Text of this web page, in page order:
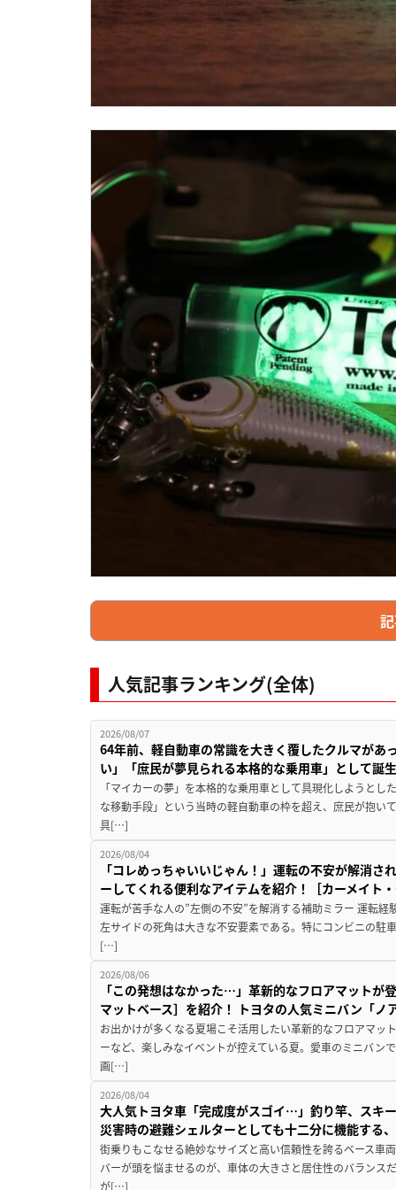
人気記事ランキング(全体)
2026/08/07
64年前、軽自動車の常識を大きく覆したクルマがあ
い」「庶民が夢見られる本格的な乗用車」として誕
「マイカーの夢」を本格的な乗用車として具現化しようと
な移動手段」という当時の軽自動車の枠を超え、庶民が抱い
具[…]
2026/08/04
「コレめっちゃいいじゃん！」運転の不安が解消
ーしてくれる便利なアイテムを紹介！［カーメイト
運転が苦手な人の”左側の不安”を解消する補助ミラー 運転
左サイドの死角は大きな不安要素である。特にコンビニの駐
[…]
2026/08/06
「この発想はなかった…」革新的なフロアマットが
マットベース］を紹介！ トヨタの人気ミニバン「ノ
お出かけが多くなる夏場こそ活用したい革新的なフロアマッ
ーなど、楽しみなイベントが控えている夏。愛車のミニバン
画[…]
2026/08/04
大人気トヨタ車「完成度がスゴイ…」釣り竿、スキ
災害時の避難シェルターとしても十二分に機能する
街乗りもこなせる絶妙なサイズと高い信頼性を誇るベース車
バーが頭を悩ませるのが、車体の大きさと居住性のバランス
が[…]